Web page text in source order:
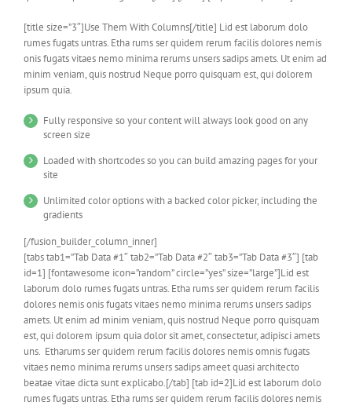
[title size=”3″]Use Them With Columns[/title] Lid est laborum dolo
rumes fugats untras. Etha rums ser quidem rerum facilis dolores nemis
onis fugats vitaes nemo minima rerums unsers sadips amets. Ut enim ad
minim veniam, quis nostrud Neque porro quisquam est, qui dolorem
ipsum quia.
Fully responsive so your content will always look good on any
screen size
Loaded with shortcodes so you can build amazing pages for your
site
Unlimited color options with a backed color picker, including the
gradients
[/fusion_builder_column_inner]
[tabs tab1=”Tab Data #1″ tab2=”Tab Data #2″ tab3=”Tab Data #3″] [tab
id=1] [fontawesome icon=”random” circle=”yes” size=”large”]Lid est
laborum dolo rumes fugats untras. Etha rums ser quidem rerum facilis
dolores nemis onis fugats vitaes nemo minima rerums unsers sadips
amets. Ut enim ad minim veniam, quis nostrud Neque porro quisquam
est, qui dolorem ipsum quia dolor sit amet, consectetur, adipisci amets
uns. Etharums ser quidem rerum facilis dolores nemis omnis fugats
vitaes nemo minima rerums unsers sadips ameet quasi architecto
beatae vitae dicta sunt explicabo.[/tab] [tab id=2]Lid est laborum dolo
rumes fugats untras. Etha rums ser quidem rerum facilis dolores nemis